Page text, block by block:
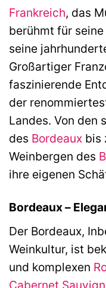
Frankreich, das
berühmt für
seine
Großartiger
faszinierende
der
Landes. Von den
des Bordeaux bis
Weinbergen des
ihre eigenen
Bordeaux –
Der Bordeaux,
Weinkultur, ist
und komplexen
Cabernet